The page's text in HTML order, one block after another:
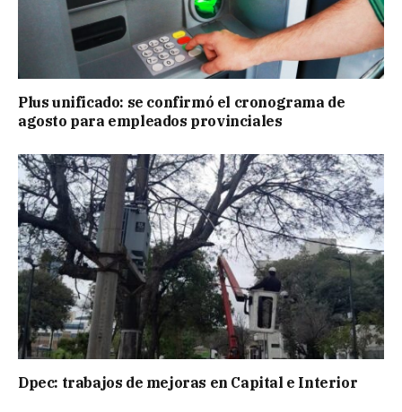
Plus unificado: se confirmó el cronograma de
agosto para empleados provinciales
Dpec: trabajos de mejoras en Capital e Interior